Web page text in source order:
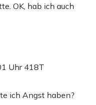
OK, hab ich auch
Uhr 418T
ich Angst haben?